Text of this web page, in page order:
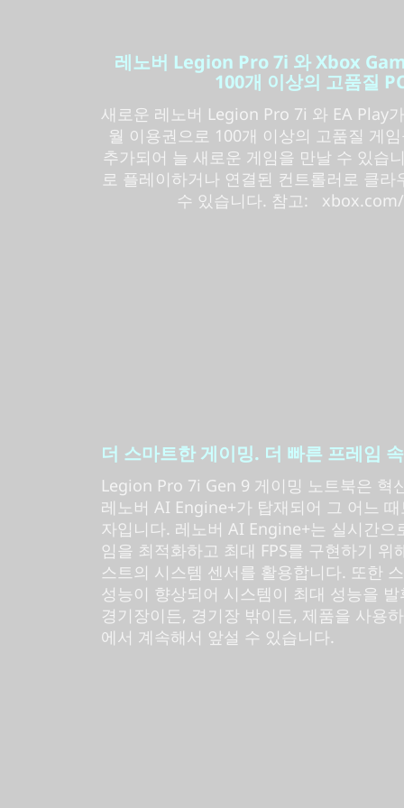
레노버 Legion Pro 7i 와 Xbox
100개 이상의 고품질
새로운 레노버 Legion Pro 7i 와 EA Play
월 이용권으로 100개 이상의 고품질 게
추가되어 늘 새로운 게임을 만날 수 있습
로 플레이하거나 연결된 컨트롤러로 클
수 있습니다. 참고:
더 스마트한 게이밍. 더 빠른 프레임
Legion Pro 7i Gen 9 게이밍 노트북은 혁
레노버 AI Engine+가 탑재되어 그 어느
자입니다. 레노버 AI Engine+는 실시간
임을 최적화하고 최대 FPS를 구현하기
스트의 시스템 센서를 활용합니다. 또한
성능이 향상되어 시스템이 최대 성능을
경기장이든, 경기장 밖이든, 제품을 사용
에서 계속해서 앞설 수 있습니다.